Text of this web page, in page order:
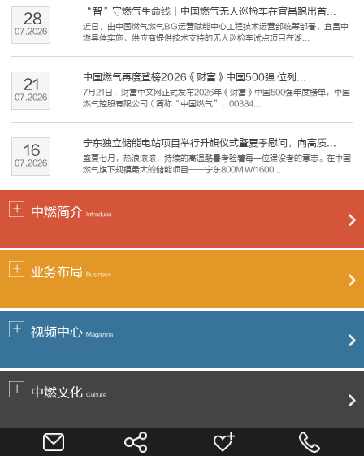
“智”守燃气生命线｜中国燃气无人巡检车在宜昌跑出首...
近日，由中国燃气燃气BG运营赋能中心工程技术运营部统筹部署、宜昌中
燃具体实施、供应商提供技术支持的无人巡检车试点项目在湖...
07.2026
28
中国燃气再度登榜2026《财富》中国500强 位列...
7月21日，财富中文网正式发布2026年《财富》中国500强年度榜单，中国
燃气控股有限公司（简称“中国燃气”，00384...
07.2026
21
宁东独立储能电站项目举行升旗仪式暨夏季慰问，向高质...
盛夏七月，热浪滚滚，持续的高温酷暑考验着每一位建设者的意志。在中国
燃气旗下规模最大的储能项目——宁东800MW/1600...
07.2026
16
中燃简介 Introduce
业务布局 Business
视频中心 Magazine
中燃文化 Culture